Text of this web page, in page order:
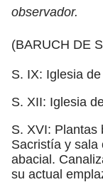
observador.
(BARUCH DE
S. IX: Iglesia
S. XII: Iglesia
S. XVI: Plantas
Sacristía y sala
abacial.
su actual